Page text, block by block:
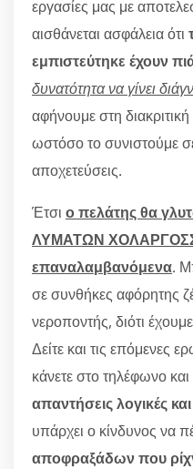
εργασίες μας με
αισθάνεται ασφάλεια ότι
εμπιστεύτηκε έχουν
δυνατότητα να γίνει
αφήνουμε στη
ωστόσο το συνιστούμε
αποχετεύσεις.
Έτσι ο πελάτης θα
ΛΥΜΑΤΩΝ
επαναλαμβανόμενα.
σε συνθήκες αφόρητης
νεροποντής, διότι
Δείτε και τις επόμενες
κάνετε στο τηλέφωνο
απαντήσεις λογικές
υπάρχει ο κίνδυνος να
αποφραξάδων που